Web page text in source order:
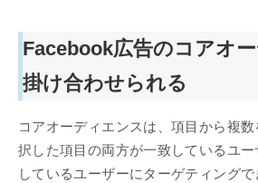
Facebook広告のコアオ
掛け合わせられる
コアオーディエンスは、項目から複
択した項目の両方が一致しているユ
しているユーザーにターゲティングで